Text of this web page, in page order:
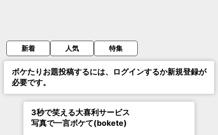
新着 人気 特集
ボケたりお題投稿するには、ログインするか新規登録が
必要です。
3秒で笑える大喜利サービス
写真で一言ボケて(bokete)